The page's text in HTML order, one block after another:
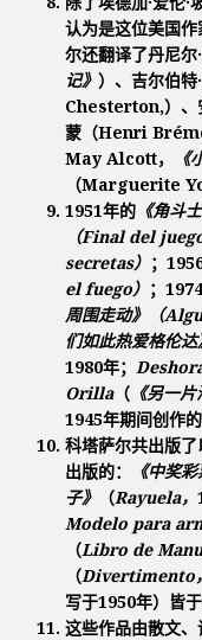
认为是这位美国
尔还翻译了丹尼
记》 ）、吉尔伯
Chesterton,）、
蒙（Henri
May Alcott，
《
（Marguerite
1951年的 《角斗
（Final del juego
secretas） ；
el fuego） ；
周围走动》（
们如此热爱格伦
1980年；
Orilla（ 《另一
1945年期间创作
科塔萨尔共出版
出版的：
《中奖彩
子》
（Rayuela，
Modelo para
（Libro de
（Divertimento，
写于1950年）皆
这些作品由散文